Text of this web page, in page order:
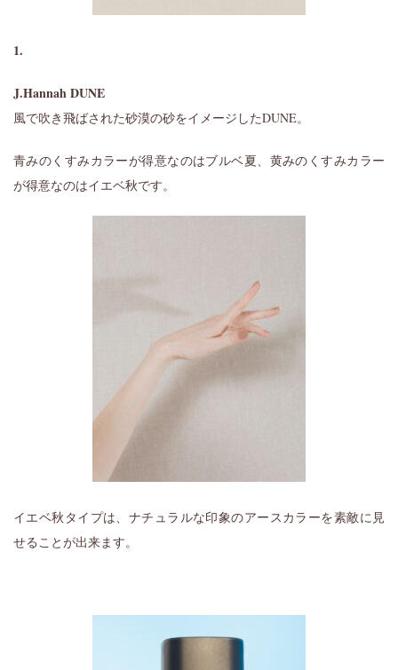
1.
J.Hannah DUNE
風で吹き飛ばされた砂漠の砂をイメージしたDUNE。
青みのくすみカラーが得意なのはブルベ夏、黄みのくすみカラー
が得意なのはイエベ秋です。
イエベ秋タイプは、ナチュラルな印象のアースカラーを素敵に見
せることが出来ます。